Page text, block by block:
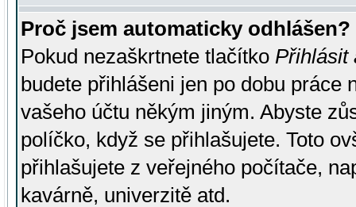
Proč jsem automaticky odhlášen?
Pokud nezaškrtnete tlačítko Přihlásit
budete přihlášeni jen po dobu práce
vašeho účtu někým jiným. Abyste
políčko, když se přihlašujete. Toto
přihlašujete z veřejného počítače,
kavárně, univerzitě atd.